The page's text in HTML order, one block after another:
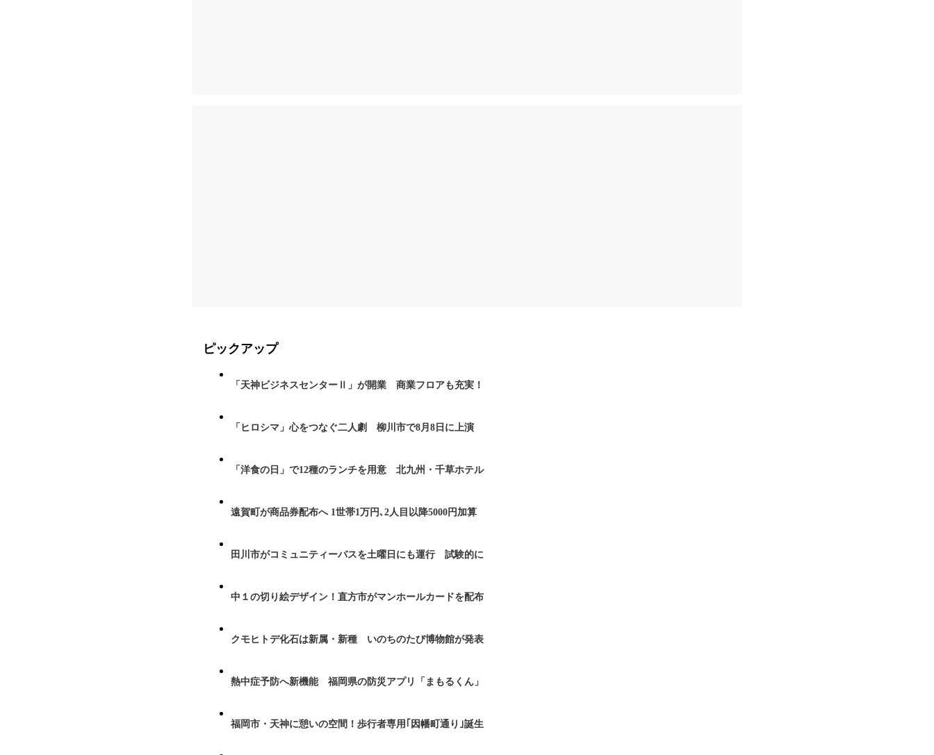
ピックアップ
「天神ビジネスセンターⅡ」が開業 商業フロアも充実！
「ヒロシマ」心をつなぐ二人劇 柳川市で8月8日に上演
「洋食の日」で12種のランチを用意 北九州・千草ホテル
遠賀町が商品券配布へ 1世帯1万円､2人目以降5000円加算
田川市がコミュニティーバスを土曜日にも運行 試験的に
中１の切り絵デザイン！直方市がマンホールカードを配布
クモヒトデ化石は新属・新種 いのちのたび博物館が発表
熱中症予防へ新機能 福岡県の防災アプリ「まもるくん」
福岡市・天神に憩いの空間！歩行者専用｢因幡町通り｣誕生